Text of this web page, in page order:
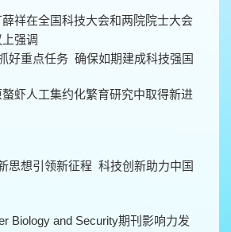
薛祥在全国科技大会和两院院士大会
强调
好重点任务 确保如期建成科技强国
虾人工集约化繁育研究中取得新进
思想引领新征程 科技创新助力中国
Biology and Security期刊影响力发